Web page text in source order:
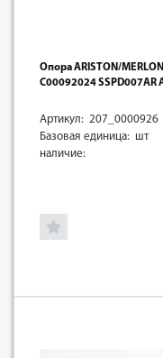
Опора ARISTON/
C00092024 SSPD007AR
Артикул: 207_0000926
Базовая единица: шт
наличие: